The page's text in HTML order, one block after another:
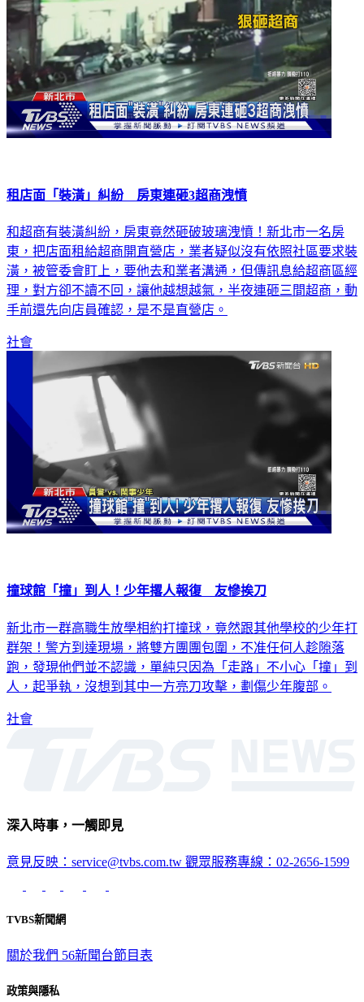
租店面「裝潢」糾紛 房東連砸3超商洩憤
和超商有裝潢糾紛，房東竟然砸破玻璃洩憤！新北市一名房
東，把店面租給超商開直營店，業者疑似沒有依照社區要求裝
潢，被管委會盯上，要他去和業者溝通，但傳訊息給超商區經
理，對方卻不讀不回，讓他越想越氣，半夜連砸三間超商，動
手前還先向店員確認，是不是直營店。
社會
撞球館「撞」到人！少年撂人報復 友慘挨刀
新北市一群高職生放學相約打撞球，竟然跟其他學校的少年打
群架！警方到達現場，將雙方團團包圍，不准任何人趁隙落
跑，發現他們並不認識，單純只因為「走路」不小心「撞」到
人，起爭執，沒想到其中一方亮刀攻擊，劃傷少年腹部。
社會
深入時事，一觸即見
意見反映：service@tvbs.com.tw 觀眾服務專線：02-2656-1599
TVBS新聞網
關於我們 56新聞台節目表
政策與隱私